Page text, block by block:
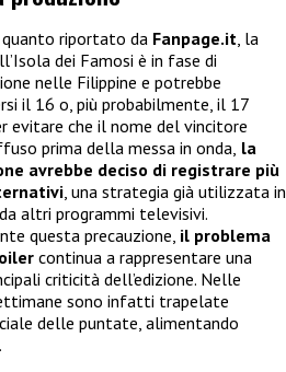
quanto riportato da Fanpage.it, la
dei Famosi è in fase di
nelle Filippine e potrebbe
il 16 o, più probabilmente, il 17
evitare che il nome del vincitore
prima della messa in onda, la
avrebbe deciso di registrare più
, una strategia già utilizzata in
altri programmi televisivi.
questa precauzione, il problema
continua a rappresentare una
criticità dell’edizione. Nelle
sono infatti trapelate
delle puntate, alimentando